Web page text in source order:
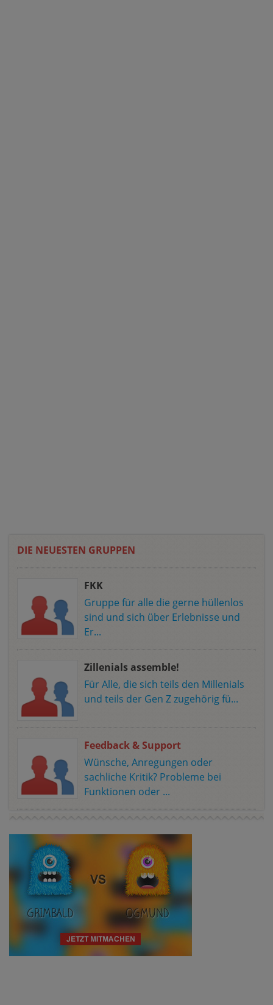
DIE NEUESTEN GRUPPEN
FKK
Gruppe für alle die gerne hüllenlos
sind und sich über Erlebnisse und
Er...
Zillenials assemble!
Für Alle, die sich teils den Millenials
und teils der Gen Z zugehörig fü...
Feedback & Support
Wünsche, Anregungen oder
sachliche Kritik? Probleme bei
Funktionen oder ...